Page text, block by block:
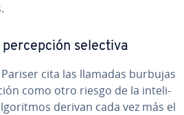
selectiva
cita las llamadas burbujas
como otro riesgo de la in­te­li­
derivan cada vez más el